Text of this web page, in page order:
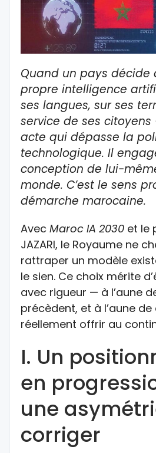
Quand un pays décide
propre intelligence
ses langues, sur ses
service de ses
acte qui dépasse la
technologique. Il
conception de lui-
monde. C’est le sens
démarche marocaine.
Avec Maroc IA 2030 et le
JAZARI, le Royaume ne
rattraper un modèle
le sien. Ce choix mérite
avec rigueur — à l’aune
précèdent, et à l’aune de
réellement offrir au
I. Un
en
une
corriger